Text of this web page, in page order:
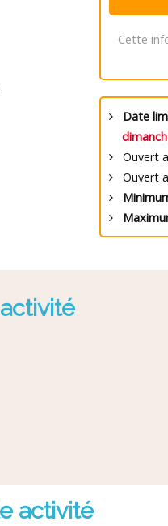
Cette
Date
Ouvert
Ouvert
activité